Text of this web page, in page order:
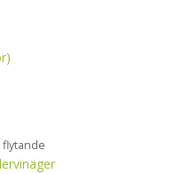
flytande